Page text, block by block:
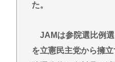
た。
JAMは参院選比例選
を立憲民主党から擁